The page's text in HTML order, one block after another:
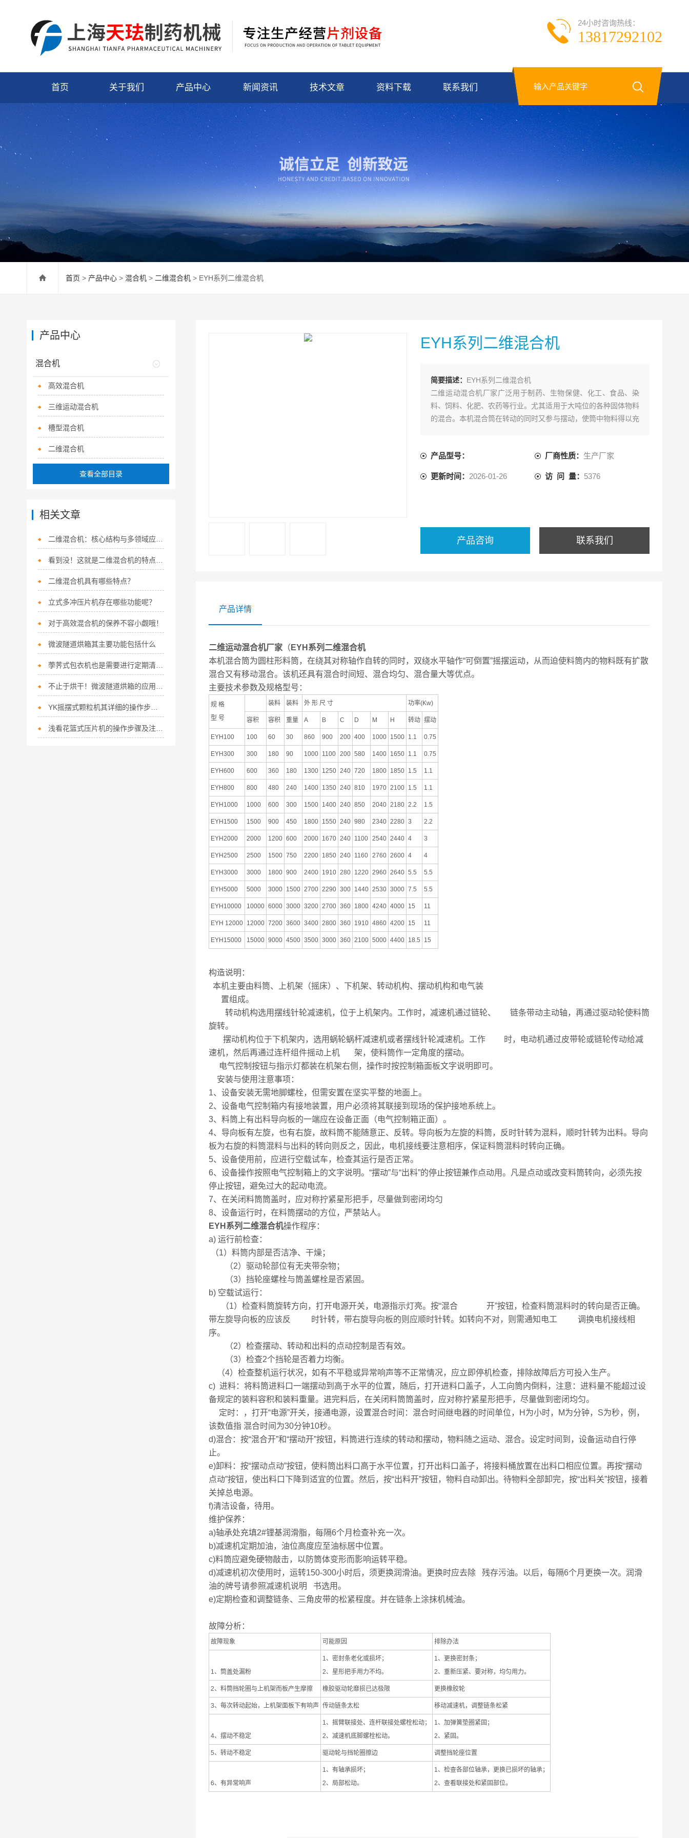
24小时咨询热线：
13817292102
首页 关于我们 产品中心 新闻资讯 技术文章 资料下载 联系我们
首页 > 产品中心 > 混合机 > 二维混合机 > EYH系列二维混合机
EYH系列二维混合机
简要描述： EYH系列二维混合机
二维运动混合机厂家广泛用于制药、生物保健、化工、食品、染
料、饲料、化肥、农药等行业。尤其适用于大吨位的各种固体物料
的混合。本机混合筒在转动的同时又参与摆动，使筒中物料得以充
产品型号： 厂商性质： 生产厂家
更新时间： 2026-01-26 访 问 量： 5376
产品咨询 联系我们
产品详情
二维运动混合机厂家 （ EYH系列二维混合机
本机混合筒为圆柱形料筒，在绕其对称轴作自转的同时，双绕水平轴作“可倒置”摇摆运动，从而迫使料筒内的物料既有扩散
混合又有移动混合。该机还具有混合时间短、混合均匀、混合量大等优点。
主要技术参数及规格型号：
规 格
型 号
装料 装料 外 形 尺 寸 功率(Kw)
容积 容积 重量 A B C D M H 转动 摆动
EYH100 100 60 30 860 900 200 400 1000 1500 1.1 0.75
EYH300 300 180 90 1000 1100 200 580 1400 1650 1.1 0.75
EYH600 600 360 180 1300 1250 240 720 1800 1850 1.5 1.1
EYH800 800 480 240 1400 1350 240 810 1970 2100 1.5 1.1
EYH1000 1000 600 300 1500 1400 240 850 2040 2180 2.2 1.5
EYH1500 1500 900 450 1800 1550 240 980 2340 2280 3 2.2
EYH2000 2000 1200 600 2000 1670 240 1100 2540 2440 4 3
EYH2500 2500 1500 750 2200 1850 240 1160 2760 2600 4 4
EYH3000 3000 1800 900 2400 1910 280 1220 2960 2640 5.5 5.5
EYH5000 5000 3000 1500 2700 2290 300 1440 2530 3000 7.5 5.5
EYH10000 10000 6000 3000 3200 2700 360 1800 4240 4000 15 11
EYH 12000 12000 7200 3600 3400 2800 360 1910 4860 4200 15 11
EYH15000 15000 9000 4500 3500 3000 360 2100 5000 4400 18.5 15
构造说明：
本机主要由料筒、上机架（摇床）、下机架、转动机构、摆动机构和电气装
置组成。
转动机构选用摆线针轮减速机，位于上机架内。工作时，减速机通过链轮、 链条带动主动轴，再通过驱动轮使料筒
旋转。
摆动机构位于下机架内，选用蜗轮蜗杆减速机或者摆线针轮减速机。工作 时，电动机通过皮带轮或链轮传动给减
速机，然后再通过连杆组件摇动上机 架，使料筒作一定角度的摆动。
电气控制按钮与指示灯都装在机架右侧，操作时按控制箱面板文字说明即可。
安装与使用注意事项：
1、设备安装无需地脚螺栓，但需安置在坚实平整的地面上。
2、设备电气控制箱内有接地装置，用户必须将其联接到现场的保护接地系统上。
3、料筒上有出料导向板的一端应在设备正面（电气控制箱正面）。
4、导向板有左旋，也有右旋，故料筒不能随意正、反转。导向板为左旋的料筒，反时针转为混料，顺时针转为出料。导向
板为右旋的料筒混料与出料的转向则反之，因此，电机接线要注意相序，保证料筒混料时转向正确。
5、设备使用前，应进行空载试车，检查其运行是否正常。
6、设备操作按照电气控制箱上的文字说明。“摆动”与“出料”的停止按钮兼作点动用。凡是点动或改变料筒转向，必须先按
停止按钮，避免过大的起动电流。
7、在关闭料筒筒盖时，应对称拧紧星形把手，尽量做到密闭均匀
8、设备运行时，在料筒摆动的方位，严禁站人。
EYH系列二维混合机操作程序：
a) 运行前检查：
（1）料筒内部是否洁净、干燥；
（2）驱动轮部位有无夹带杂物；
（3）挡轮座螺栓与筒盖螺栓是否紧固。
b) 空载试运行：
（1）检查料筒旋转方向，打开电源开关，电源指示灯亮。按“混合 开”按钮，检查料筒混料时的转向是否正确。
带左旋导向板的应该反 时针转，带右旋导向板的则应顺时针转。如转向不对，则需通知电工 调换电机接线相
序。
（2）检查摆动、转动和出料的点动控制是否有效。
（3）检查2个挡轮是否着力均衡。
（4）检查整机运行状况，如有不平稳或异常响声等不正常情况，应立即停机检查，排除故障后方可投入生产。
c) 进料：将料筒进料口一端摆动到高于水平的位置，随后，打开进料口盖子，人工向筒内倒料，注意：进料量不能超过设
备规定的装料容积和装料重量。进完料后，在关闭料筒筒盖时，应对称拧紧星形把手，尽量做到密闭均匀。
定时：，打开“电源”开关，接通电源，设置混合时间：混合时间继电器的时间单位，H为小时，M为分钟，S为秒，例 ，
该数值指 混合时间为30分钟10秒。
d)混合：按“混合开”和“摆动开”按钮，料筒进行连续的转动和摆动，物料随之运动、混合。设定时间到，设备运动自行停
止。
e)卸料：按“摆动点动”按钮，使料筒出料口高于水平位置，打开出料口盖子，将接料桶放置在出料口相应位置。再按“摆动
点动”按钮，使出料口下降到适宜的位置。然后，按“出料开”按钮，物料自动卸出。待物料全部卸完，按“出料关”按钮，接着
关掉总电源。
f)清洁设备，待用。
维护保养：
a)轴承处充填2#锂基润滑脂，每隔6个月检查补充一次。
b)减速机定期加油，油位高度应至油标居中位置。
c)料筒应避免硬物敲击，以防筒体变形而影响运转平稳。
d)减速机初次使用时，运转150-300小时后，须更换润滑油。更换时应去除 残存污油。以后，每隔6个月更换一次。润滑
油的牌号请参照减速机说明 书选用。
e)定期检查和调整链条、三角皮带的松紧程度。并在链条上涂抹机械油。
故障分析：
故障现象 可能原因 排除办法
1、筒盖处漏粉
1、密封条老化或损坏；
2、星形把手用力不均。
1、更换密封条；
2、重新压紧、要对称，均匀用力。
2、料筒挡轮圈与上机架而板产生摩擦 橡胶驱动轮靡损已达极限 更换橡胶轮
3、每次转动起始，上机架面板下有响声 传动链条太松 移动减速机，调整链条松紧
4、摆动不稳定
1、摇臂联接处、连杆联接处螺栓松动；
2、减速机底脚螺栓松动。
1、加弹簧垫圈紧固；
2、紧固。
5、转动不稳定 驱动轮与挡轮圈擦边 调整挡轮座位置
6、有异常响声
1、有轴承损坏；
2、局部松动。
1、检查各部位轴承，更换已损坏的轴承；
2、查看联接处和紧固部位。
产品中心
混合机
高效混合机
三维运动混合机
槽型混合机
二维混合机
查看全部目录
相关文章
二维混合机：核心结构与多领域应用解析
二维混合机具有哪些特点？
立式多冲压片机存在哪些功能呢？
对于高效混合机的保养不容小觑哦！
微波隧道烘箱其主要功能包括什么
荸荠式包衣机也是需要进行定期清洁的